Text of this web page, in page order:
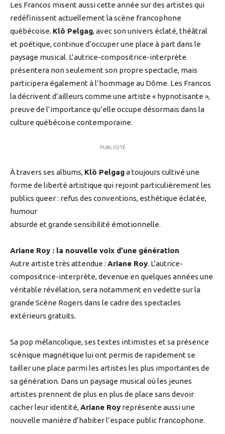
Les Francos misent aussi cette année sur des artistes qui
redéfinissent actuellement la scène francophone
québécoise. Klô Pelgag, avec son univers éclaté, théâtral
et poétique, continue d’occuper une place à part dans le
paysage musical. L’autrice-compositrice-interprète
présentera non seulement son propre spectacle, mais
participera également à l’hommage au Dôme. Les Francos
la décrivent d’ailleurs comme une artiste « hypnotisante »,
preuve de l’importance qu’elle occupe désormais dans la
culture québécoise contemporaine.
PUBLICITÉ
À travers ses albums, Klô Pelgaga toujours cultivé une
forme de liberté artistique qui rejoint particulièrement les
publics queer : refus des conventions, esthétique éclatée,
humour
absurde et grande sensibilité émotionnelle.
Ariane Roy : la nouvelle voix d’une génération
Autre artiste très attendue : Ariane Roy. L’autrice-
compositrice-interprète, devenue en quelques années une
véritable révélation, sera notamment en vedette sur la
grande Scène Rogers dans le cadre des spectacles
extérieurs gratuits.
Sa pop mélancolique, ses textes intimistes et sa présence
scénique magnétique lui ont permis de rapidement se
tailler une place parmi les artistes les plus importantes de
sa génération. Dans un paysage musical où les jeunes
artistes prennent de plus en plus de place sans devoir
cacher leur identité,Ariane Roy représente aussi une
nouvelle manière d’habiter l’espace public francophone.